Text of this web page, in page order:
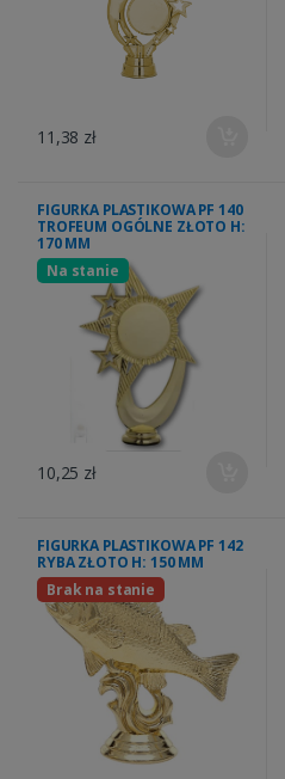
11,38 zł
FIGURKA PLASTIKOWA PF 140
TROFEUM OGÓLNE ZŁOTO H:
170 MM
Na stanie
10,25 zł
FIGURKA PLASTIKOWA PF 142
RYBA ZŁOTO H: 150 MM
Brak na stanie